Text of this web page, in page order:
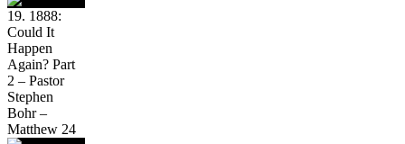
19. 1888:
Could It
Happen
Again? Part
2 – Pastor
Stephen
Bohr –
Matthew 24